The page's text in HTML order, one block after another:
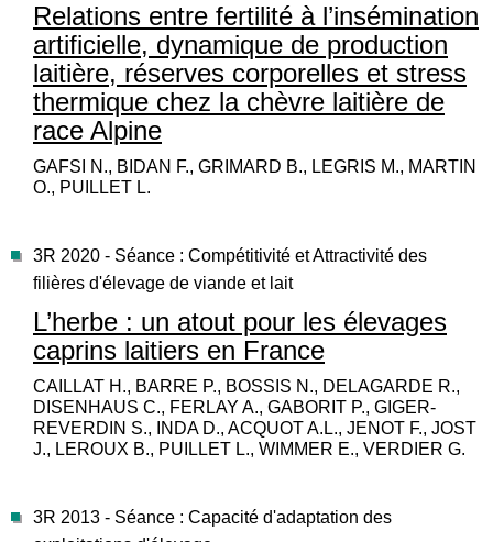
Relations entre fertilité à l’insémination
artificielle, dynamique de production
laitière, réserves corporelles et stress
thermique chez la chèvre laitière de
race Alpine
GAFSI N., BIDAN F., GRIMARD B., LEGRIS M., MARTIN
O., PUILLET L.
3R 2020 - Séance : Compétitivité et Attractivité des
filières d'élevage de viande et lait
L’herbe : un atout pour les élevages
caprins laitiers en France
CAILLAT H., BARRE P., BOSSIS N., DELAGARDE R.,
DISENHAUS C., FERLAY A., GABORIT P., GIGER-
REVERDIN S., INDA D., ACQUOT A.L., JENOT F., JOST
J., LEROUX B., PUILLET L., WIMMER E., VERDIER G.
3R 2013 - Séance : Capacité d'adaptation des